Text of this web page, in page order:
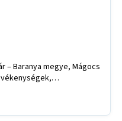
– Baranya megye, Mágocs